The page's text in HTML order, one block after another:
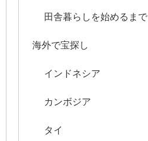
田舎暮らしを始めるまで
海外で宝探し
インドネシア
カンボジア
タイ